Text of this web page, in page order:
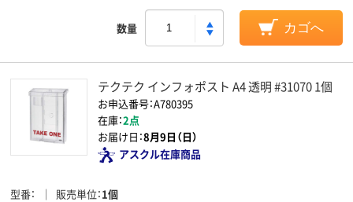
数量 カゴへ
テクテク インフォポスト A4 透明 #31070 1個
お申込番号：A780395
在庫：2点
お届け日：8月9日（日）
アスクル在庫商品
型番 販売単位 1個